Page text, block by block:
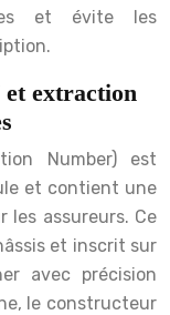
et évite les
extraction
Number) est
et contient une
les assureurs. Ce
et inscrit sur
avec précision
le constructeur